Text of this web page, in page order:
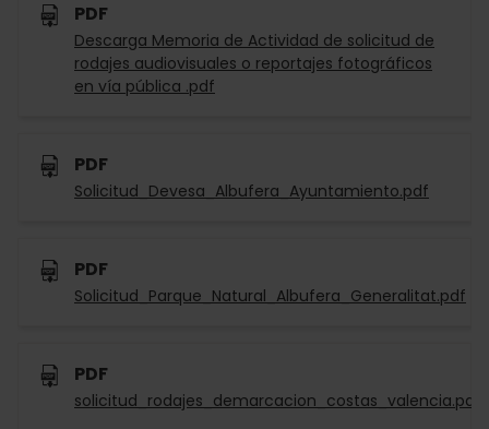
PDF
Descarga Memoria de Actividad de solicitud de
rodajes audiovisuales o reportajes fotográficos
en vía pública .pdf
PDF
Solicitud_Devesa_Albufera_Ayuntamiento.pdf
PDF
Solicitud_Parque_Natural_Albufera_Generalitat.pdf
PDF
solicitud_rodajes_demarcacion_costas_valencia.pdf